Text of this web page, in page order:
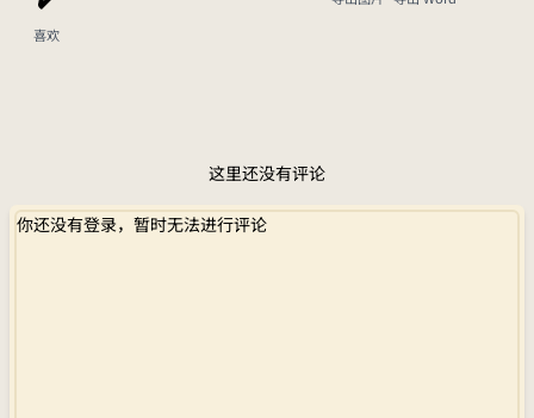
喜欢
这里还没有评论
你还没有登录，暂时无法进行评论